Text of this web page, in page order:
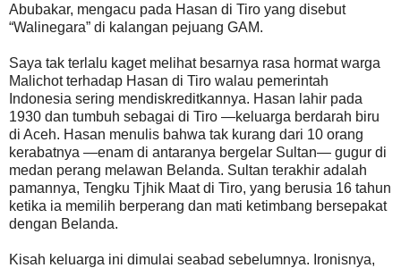
Abubakar, mengacu pada Hasan di Tiro yang disebut
“Walinegara” di kalangan pejuang GAM.
Saya tak terlalu kaget melihat besarnya rasa hormat warga
Malichot terhadap Hasan di Tiro walau pemerintah
Indonesia sering mendiskreditkannya. Hasan lahir pada
1930 dan tumbuh sebagai di Tiro —keluarga berdarah biru
di Aceh. Hasan menulis bahwa tak kurang dari 10 orang
kerabatnya —enam di antaranya bergelar Sultan— gugur di
medan perang melawan Belanda. Sultan terakhir adalah
pamannya, Tengku Tjhik Maat di Tiro, yang berusia 16 tahun
ketika ia memilih berperang dan mati ketimbang bersepakat
dengan Belanda.
Kisah keluarga ini dimulai seabad sebelumnya. Ironisnya,